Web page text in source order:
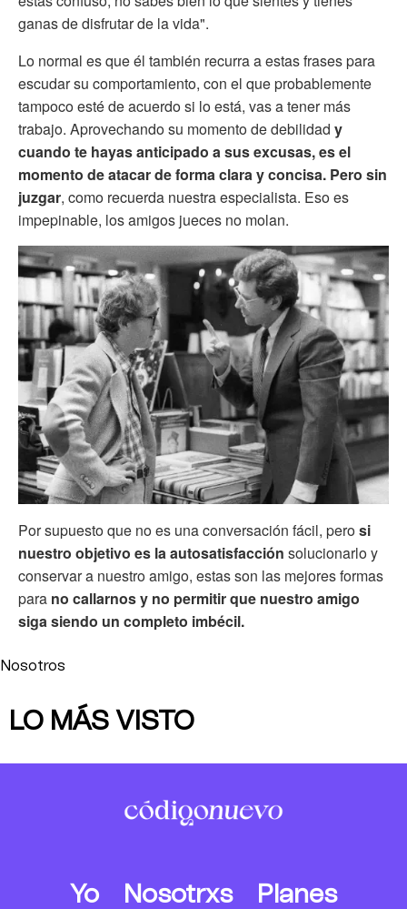
ganas de disfrutar de la vida".
Lo normal es que él también recurra a estas frases para
escudar su comportamiento, con el que probablemente
tampoco esté de acuerdo si lo está, vas a tener más
trabajo. Aprovechando su momento de debilidad y
cuando te hayas anticipado a sus excusas, es el
momento de atacar de forma clara y concisa. Pero sin
juzgar, como recuerda nuestra especialista. Eso es
impepinable, los amigos jueces no molan.
Por supuesto que no es una conversación fácil, perosi
nuestro objetivo es la autosatisfacción solucionarlo y
conservar a nuestro amigo, estas son las mejores formas
para no callarnos y no permitir que nuestro amigo
siga siendo un completo imbécil.
Nosotros
LO MÁS VISTO
Yo Nosotrxs
Planes